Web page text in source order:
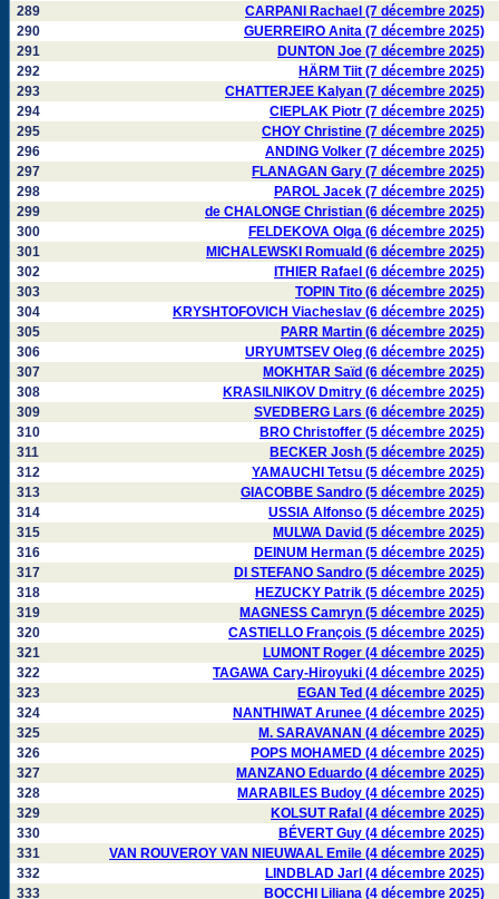
289
CARPANI Rachael (7 décembre 2025)
290
GUERREIRO Anita (7 décembre 2025)
291
DUNTON Joe (7 décembre 2025)
292
HÄRM Tiit (7 décembre 2025)
293
CHATTERJEE Kalyan (7 décembre 2025)
294
CIEPLAK Piotr (7 décembre 2025)
295
CHOY Christine (7 décembre 2025)
296
ANDING Volker (7 décembre 2025)
297
FLANAGAN Gary (7 décembre 2025)
298
PAROL Jacek (7 décembre 2025)
299
de CHALONGE Christian (6 décembre 2025)
300
FELDEKOVA Olga (6 décembre 2025)
301
MICHALEWSKI Romuald (6 décembre 2025)
302
ITHIER Rafael (6 décembre 2025)
303
TOPIN Tito (6 décembre 2025)
304
KRYSHTOFOVICH Viacheslav (6 décembre 2025)
305
PARR Martin (6 décembre 2025)
306
URYUMTSEV Oleg (6 décembre 2025)
307
MOKHTAR Saïd (6 décembre 2025)
308
KRASILNIKOV Dmitry (6 décembre 2025)
309
SVEDBERG Lars (6 décembre 2025)
310
BRO Christoffer (5 décembre 2025)
311
BECKER Josh (5 décembre 2025)
312
YAMAUCHI Tetsu (5 décembre 2025)
313
GIACOBBE Sandro (5 décembre 2025)
314
USSIA Alfonso (5 décembre 2025)
315
MULWA David (5 décembre 2025)
316
DEINUM Herman (5 décembre 2025)
317
DI STEFANO Sandro (5 décembre 2025)
318
HEZUCKY Patrik (5 décembre 2025)
319
MAGNESS Camryn (5 décembre 2025)
320
CASTIELLO François (5 décembre 2025)
321
LUMONT Roger (4 décembre 2025)
322
TAGAWA Cary-Hiroyuki (4 décembre 2025)
323
EGAN Ted (4 décembre 2025)
324
NANTHIWAT Arunee (4 décembre 2025)
325
M. SARAVANAN (4 décembre 2025)
326
POPS MOHAMED (4 décembre 2025)
327
MANZANO Eduardo (4 décembre 2025)
328
MARABILES Budoy (4 décembre 2025)
329
KOLSUT Rafal (4 décembre 2025)
330
BÉVERT Guy (4 décembre 2025)
331
VAN ROUVEROY VAN NIEUWAAL Emile (4 décembre 2025)
332
LINDBLAD Jarl (4 décembre 2025)
333
BOCCHI Liliana (4 décembre 2025)